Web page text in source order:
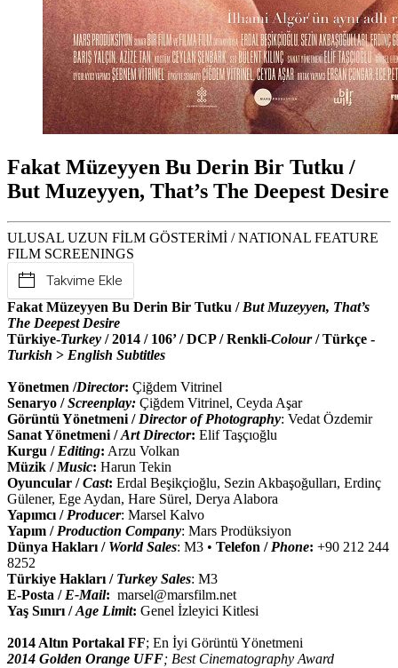
Fakat Müzeyyen Bu Derin Bir Tutku /
But Muzeyyen, That’s The Deepest Desire
ULUSAL UZUN FİLM GÖSTERİMİ / NATIONAL FEATURE
FILM SCREENINGS
Takvime Ekle
Fakat Müzeyyen Bu Derin Bir Tutku / But Muzeyyen, That’s
The Deepest Desire
Türkiye-Turkey / 2014 / 106’ / DCP / Renkli-Colour/ Türkçe -
Turkish > English Subtitles
Yönetmen /Director: Çiğdem Vitrinel
Senaryo /Screenplay: Çiğdem Vitrinel, Ceyda Aşar
Görüntü Yönetmeni / Director of Photography: Vedat Özdemir
Sanat Yönetmeni /Art Director: Elif Taşçıoğlu
Kurgu / Editing: Arzu Volkan
Müzik / Music: Harun Tekin
Oyuncular /Cast: Erdal Beşikçioğlu, Sezin Akbaşoğulları, Erdinç
Gülener, Ege Aydan, Hare Sürel, Derya Alabora
Yapımcı / Producer: Marsel Kalvo
Yapım /Production Company: Mars Prodüksiyon
Dünya Hakları / World Sales: M3 • Telefon / Phone: +90 212 244
8252
Türkiye Hakları / Turkey Sales: M3
E-Posta / E-Mail: marsel@marsfilm.net
Yaş Sınırı /Age Limit: Genel İzleyici Kitlesi
2014 Altın Portakal FF; En İyi Görüntü Yönetmeni
2014 Golden Orange UFF; Best Cinematography Award